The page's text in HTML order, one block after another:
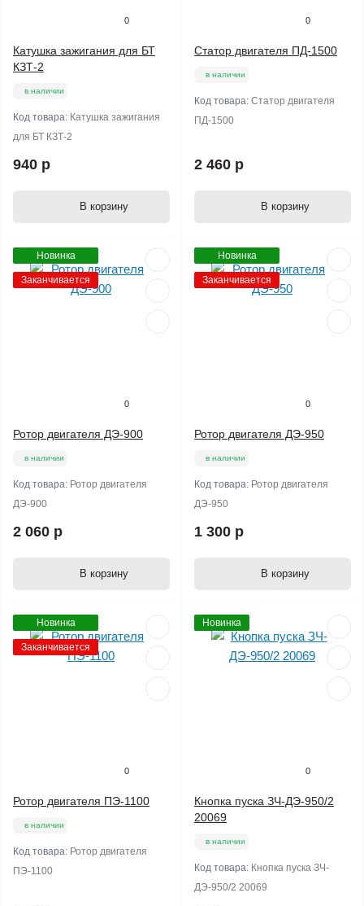
0
Катушка зажигания для БТ
КЗТ-2
в наличии
Код товара: Катушка зажигания
для БТ КЗТ-2
940 р
В корзину
0
Статор двигателя ПД-1500
в наличии
Код товара: Статор двигателя
ПД-1500
2 460 р
В корзину
Новинка
Заканчивается
0
Ротор двигателя ДЭ-900
в наличии
Код товара: Ротор двигателя
ДЭ-900
2 060 р
В корзину
Новинка
Заканчивается
0
Ротор двигателя ДЭ-950
в наличии
Код товара: Ротор двигателя
ДЭ-950
1 300 р
В корзину
Новинка
Заканчивается
0
Ротор двигателя ПЭ-1100
в наличии
Код товара: Ротор двигателя
ПЭ-1100
Новинка
0
Кнопка пуска ЗЧ-ДЭ-950/2
20069
в наличии
Код товара: Кнопка пуска ЗЧ-
ДЭ-950/2 20069